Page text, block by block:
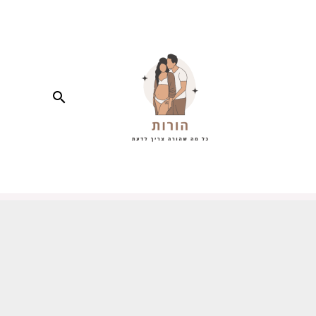
חיפוש